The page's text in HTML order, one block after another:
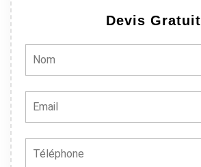
Devis Gratuit